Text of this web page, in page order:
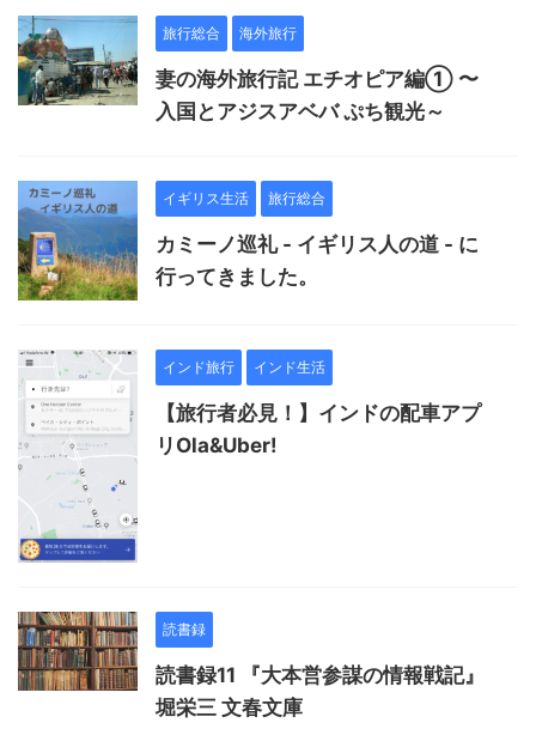
旅行総合 海外旅行
妻の海外旅行記 エチオピア編① 〜
入国とアジスアベバ ぷち観光～
イギリス生活 旅行総合
カミーノ巡礼 - イギリス人の道 - に
行ってきました。
インド旅行 インド生活
【旅行者必見！】インドの配車アプ
リOla&Uber!
読書録
読書録11 『大本営参謀の情報戦記』
堀栄三 文春文庫